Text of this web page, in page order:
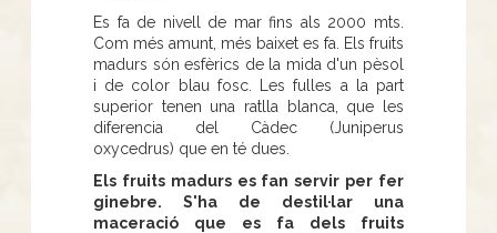
Es fa de nivell de mar fins als 2000 mts.
Com més amunt, més baixet es fa. Els fruits
madurs són esfèrics de la mida d'un pèsol
i de color blau fosc. Les fulles a la part
superior tenen una ratlla blanca, que les
diferencia del Càdec (Juniperus
oxycedrus) que en té dues.
Els fruits madurs es fan servir per fer
ginebre. S'ha de destil·lar una
maceració que es fa dels fruits